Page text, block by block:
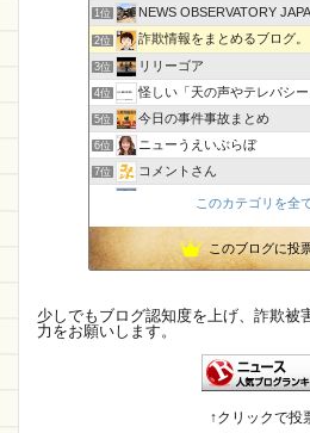
1位 NEWS OBSERVATORY
2位 詐欺情報をまとめるブログ。
3位 リリーゴア
4位 怪しい「天の声やテレパシ
5位 今日の事件事故まとめ
6位 ニューうえいぶらぼ
7位 コメントさん
孤島の奇譚
9位 CamTalk〜生活情報サイト
10位 【国内・海外】ニュースまとめ【
13位 IT派遣営業マン「テル」が教える
幽霊食口さんのメッセージ?
身の回りによくある詐欺に
このカテゴリを全
このブログに投
少しでもブログ認知度を上げ、詐欺被
力をお願いします。
↑クリックで投